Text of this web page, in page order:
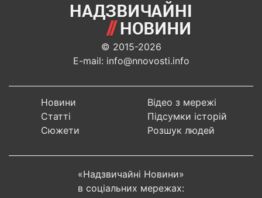
© 2015-2026
E-mail: info@nnovosti.info
Новини
Статті
Сюжети
Відео з мережі
Підсумки історій
Розшук людей
«Надзвичайні Новини»
в соціальних мережах: